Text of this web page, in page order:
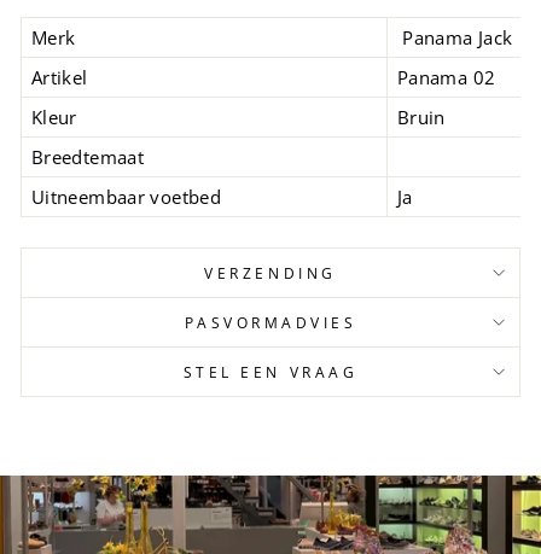
Merk
Panama Jack
Artikel
Panama 02
Kleur
Bruin
Breedtemaat
Uitneembaar voetbed
Ja
VERZENDING
PASVORMADVIES
STEL EEN VRAAG